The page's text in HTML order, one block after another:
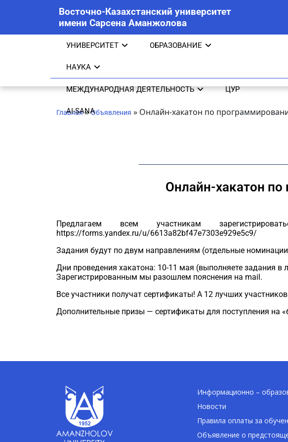
Восточно-Казахстанский университет
имени Сарсена Аманжолова
УНИВЕРСИТЕТ ОБРАЗОВАНИЕ
НАУКА
МЕЖДУНАРОДНАЯ ДЕЯТЕЛЬНОСТЬ ЦУР
AI-SANA
Главная»Объявления » Онлайн-хакатон по
Онлайн-хакатон по
Предлагаем всем участникам
https://forms.yandex.ru/u/6613a82bf47e7303e929e5c9/
Задания будут по двум направлениям (отдельные
Дни проведения хакатона: 10-11 мая (выполняете задания в
Зарегистрированным мы разошлем пояснения на mail.
Все участники получат сертификаты! А 12 лучших
Дополнительные призы — сертификаты для поступления на
Информационно –
Новости
Правила оплаты за
Объявление о